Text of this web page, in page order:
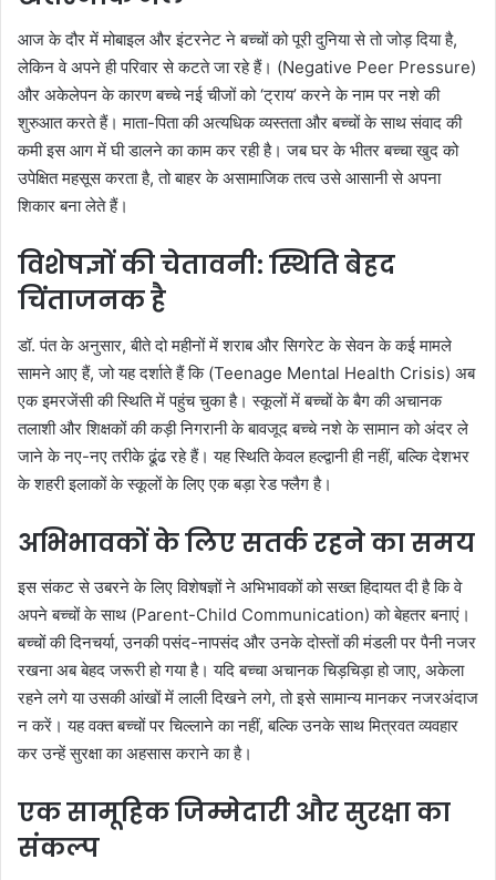
आज के दौर में मोबाइल और इंटरनेट ने बच्चों को पूरी दुनिया से तो जोड़ दिया है,
लेकिन वे अपने ही परिवार से कटते जा रहे हैं। (Negative Peer Pressure)
और अकेलेपन के कारण बच्चे नई चीजों को ‘ट्राय’ करने के नाम पर नशे की
शुरुआत करते हैं। माता-पिता की अत्यधिक व्यस्तता और बच्चों के साथ संवाद की
कमी इस आग में घी डालने का काम कर रही है। जब घर के भीतर बच्चा खुद को
उपेक्षित महसूस करता है, तो बाहर के असामाजिक तत्व उसे आसानी से अपना
शिकार बना लेते हैं।
विशेषज्ञों की चेतावनी: स्थिति बेहद
चिंताजनक है
डॉ. पंत के अनुसार, बीते दो महीनों में शराब और सिगरेट के सेवन के कई मामले
सामने आए हैं, जो यह दर्शाते हैं कि (Teenage Mental Health Crisis) अब
एक इमरजेंसी की स्थिति में पहुंच चुका है। स्कूलों में बच्चों के बैग की अचानक
तलाशी और शिक्षकों की कड़ी निगरानी के बावजूद बच्चे नशे के सामान को अंदर ले
जाने के नए-नए तरीके ढूंढ रहे हैं। यह स्थिति केवल हल्द्वानी ही नहीं, बल्कि देशभर
के शहरी इलाकों के स्कूलों के लिए एक बड़ा रेड फ्लैग है।
अभिभावकों के लिए सतर्क रहने का समय
इस संकट से उबरने के लिए विशेषज्ञों ने अभिभावकों को सख्त हिदायत दी है कि वे
अपने बच्चों के साथ (Parent-Child Communication) को बेहतर बनाएं।
बच्चों की दिनचर्या, उनकी पसंद-नापसंद और उनके दोस्तों की मंडली पर पैनी नजर
रखना अब बेहद जरूरी हो गया है। यदि बच्चा अचानक चिड़चिड़ा हो जाए, अकेला
रहने लगे या उसकी आंखों में लाली दिखने लगे, तो इसे सामान्य मानकर नजरअंदाज
न करें। यह वक्त बच्चों पर चिल्लाने का नहीं, बल्कि उनके साथ मित्रवत व्यवहार
कर उन्हें सुरक्षा का अहसास कराने का है।
एक सामूहिक जिम्मेदारी और सुरक्षा का
संकल्प